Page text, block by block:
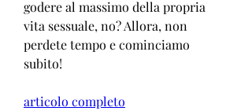
godere al massimo della propria
vita sessuale, no? Allora, non
perdete tempo e cominciamo
subito!
articolo completo